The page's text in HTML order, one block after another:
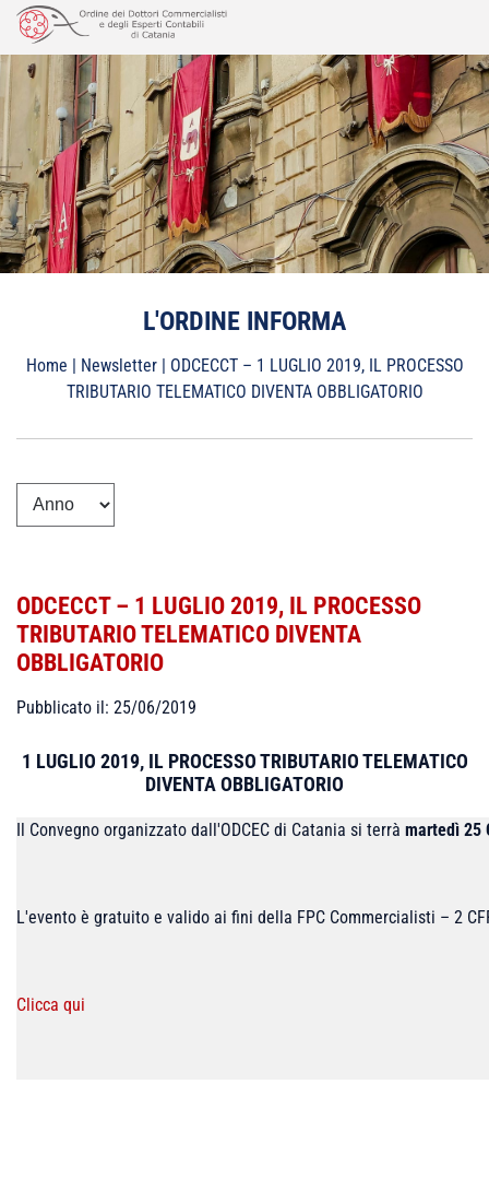
Vai
contenuto
L'ORDINE INFORMA
Home | Newsletter| ODCECCT – 1 LUGLIO 2019, IL PROCESSO
TRIBUTARIO TELEMATICO DIVENTA OBBLIGATORIO
ODCECCT – 1 LUGLIO 2019, IL PROCESSO
TRIBUTARIO TELEMATICO DIVENTA
OBBLIGATORIO
Pubblicato il: 25/06/2019
1 LUGLIO 2019, IL PROCESSO TRIBUTARIO TELEMATICO
DIVENTA OBBLIGATORIO
Il Convegno organizzato dall'ODCEC di Catania si terrà martedì 25
L'evento è gratuito e valido ai fini della FPC Commercialisti – 2
Clicca qui